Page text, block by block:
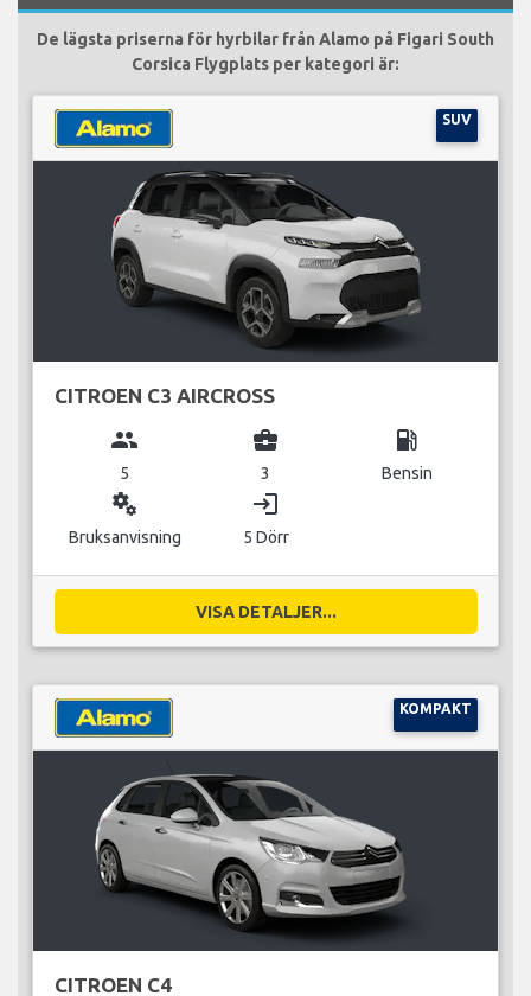
De lägsta priserna för hyrbilar från Alamo på Figari South
Corsica Flygplats per kategori är:
SUV
CITROEN C3 AIRCROSS
group
5
business_center
3
local_gas_station
Bensin
miscellaneous_services
Bruksanvisning
login
5 Dörr
VISA DETALJER...
KOMPAKT
CITROEN C4